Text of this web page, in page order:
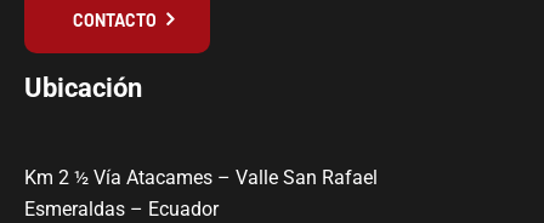
CONTACTO
Ubicación
Km 2 ½ Vía Atacames – Valle San Rafael
Esmeraldas – Ecuador